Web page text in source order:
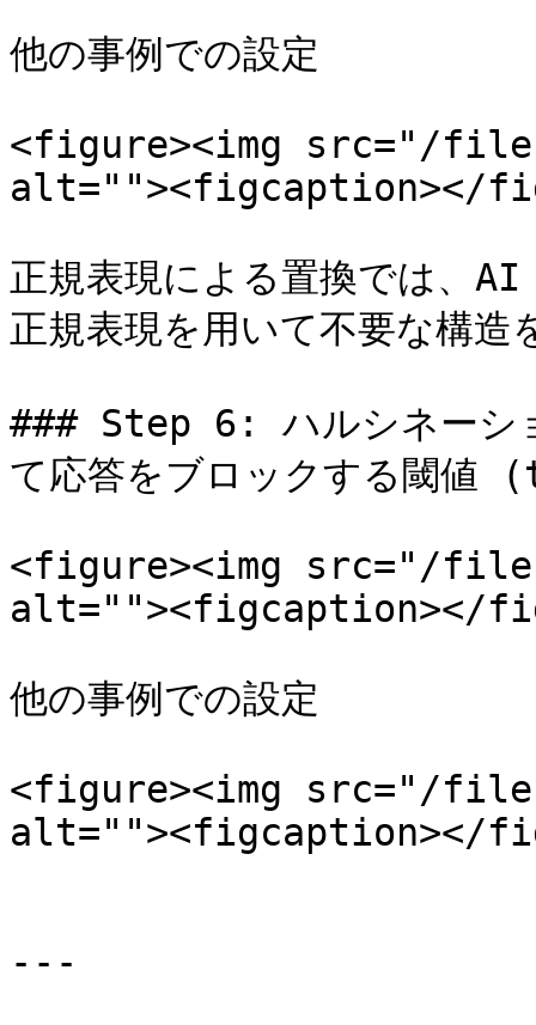
他の事例での設定
<figure><img src="/files/
alt=""><figcaption></
正規表現による置換では、
正規表現を用いて不要な構
### Step 6: ハルシネーシ
て応答をブロックする閾
<figure><img src="/files/
alt=""><figcaption></
他の事例での設定
<figure><img src="/files/
alt=""><figcaption></
---